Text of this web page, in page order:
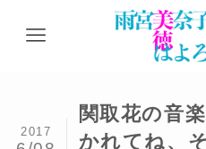
関取花の音
かれてね、
2017